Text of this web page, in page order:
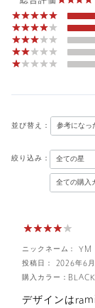
並び替え：
絞り込み：
ニックネーム： YM
投稿日： 2026年6
購入カラー：BLACK
デザインは